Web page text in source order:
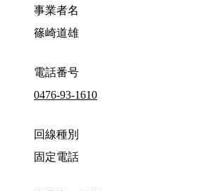
事業者名
篠崎道雄
電話番号
0476-93-1610
回線種別
固定電話